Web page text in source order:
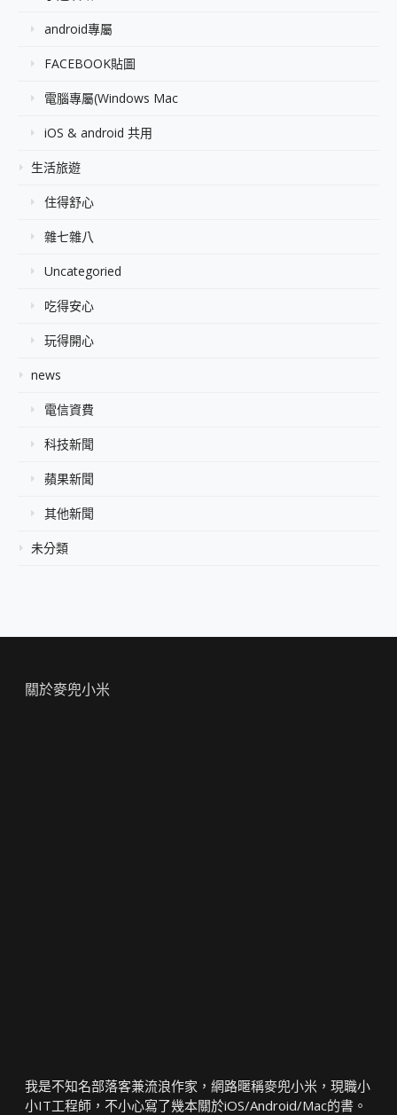
android專屬
FACEBOOK貼圖
電腦專屬(Windows Mac
iOS & android 共用
生活旅遊
住得舒心
雜七雜八
Uncategoried
吃得安心
玩得開心
news
電信資費
科技新聞
蘋果新聞
其他新聞
未分類
關於麥兜小米
我是不知名部落客兼流浪作家，網路暱稱麥兜小米，現職小
小IT工程師，不小心寫了幾本關於iOS/Android/Mac的書。